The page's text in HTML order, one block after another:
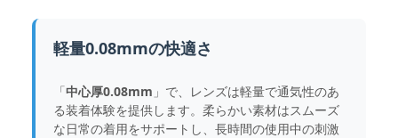
軽量0.08mmの快適さ
「中心厚0.08mm 」で、レンズは軽量で通気性のあ
る装着体験を提供します。柔らかい素材はスムーズ
な日常の着用をサポートし、長時間の使用中の刺激